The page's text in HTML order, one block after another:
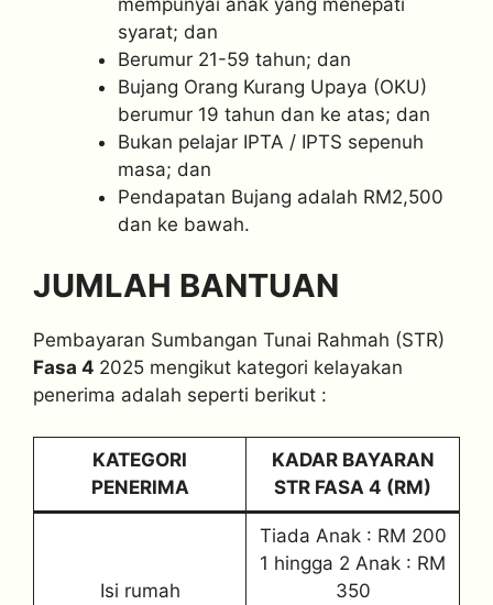
mempunyai anak yang menepati
syarat; dan
Berumur 21-59 tahun; dan
Bujang Orang Kurang Upaya (OKU)
berumur 19 tahun dan ke atas; dan
Bukan pelajar IPTA / IPTS sepenuh
masa; dan
Pendapatan Bujang adalah RM2,500
dan ke bawah.
JUMLAH BANTUAN
Pembayaran Sumbangan Tunai Rahmah (STR)
Fasa 4 2025 mengikut kategori kelayakan
penerima adalah seperti berikut :
KATEGORI
PENERIMA
KADAR BAYARAN
STR FASA 4 (RM)
Isi rumah
Tiada Anak : RM 200
1 hingga 2 Anak : RM
350